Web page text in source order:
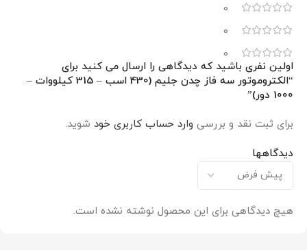
0
0
0
دیدگاهها
هیچ دیدگاهی برای این محصول نوشته نشده است.
اولین نفری باشید که دیدگاهی را ارسال می کنید برای
“الکتروموتور سه فاز چدن جلیم (430 اسب – 315 کیلووات –
1000 دور)”
برای ثبت نقد و بررسی وارد حساب کاربری خود شوید.